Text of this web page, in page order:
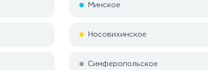
Минское
Носовихинское
Симферопольское